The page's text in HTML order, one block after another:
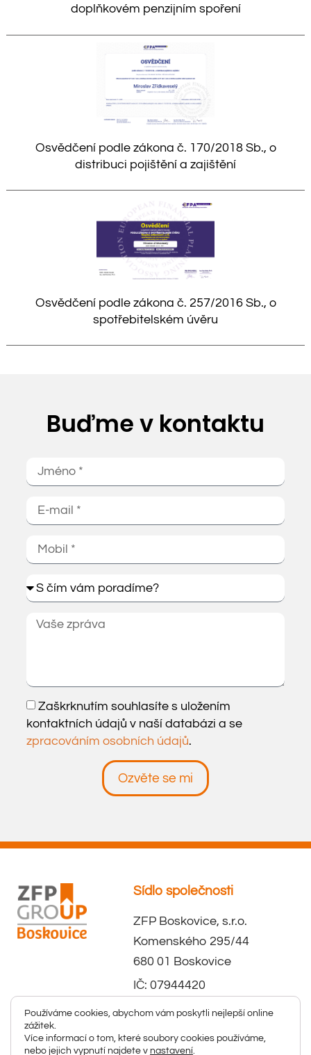
doplňkovém penzijním spoření
Osvědčení podle zákona č. 170/2018 Sb., o
distribuci pojištění a zajištění
Osvědčení podle zákona č. 257/2016 Sb., o
spotřebitelském úvěru
Buďme v kontaktu
Zaškrknutím souhlasíte s uložením
kontaktních údajů v naší databázi a se
zpracováním osobních údajů.
Ozvěte se mi
Sídlo společnosti
ZFP Boskovice, s.r.o.
Komenského 295/44
680 01 Boskovice
IČ: 07944420
Používáme cookies, abychom vám poskytli nejlepší online
zážitek.
Více informací o tom, které soubory cookies používáme,
nebo jejich vypnutí najdete v nastavení.